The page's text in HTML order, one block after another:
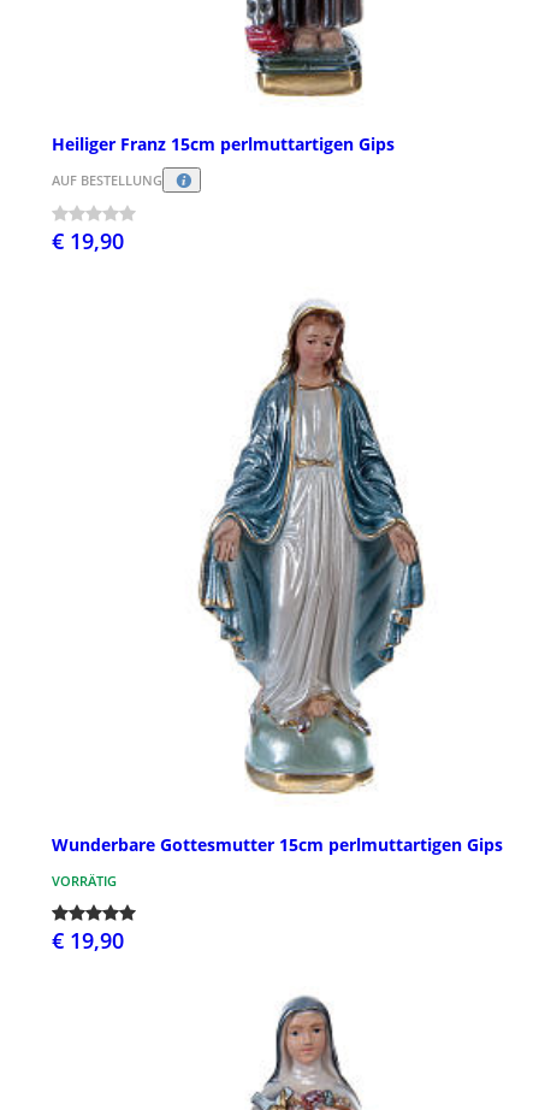
Heiliger Franz 15cm perlmuttartigen Gips
AUF BESTELLUNG
€ 19,90
Wunderbare Gottesmutter 15cm perlmuttartigen Gips
VORRÄTIG
€ 19,90